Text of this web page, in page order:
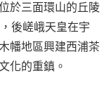
於三面環山的丘陵
後嵯峨天皇在宇
幡地區興建西浦茶
化的重鎮。